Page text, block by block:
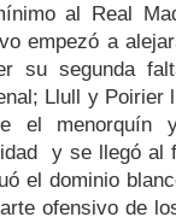
al Real
empezó a
su segunda
Llull y Poirier
el menorquín
y se llegó al
el dominio
ofensivo de